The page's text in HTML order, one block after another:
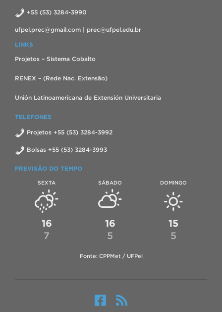
+55 (53) 3284-3990
ufpel.prec@gmail.com | prec@ufpel.edu.br
LINKS
Projetos – Sistema Cobalto
RENEX – (Rede Nac. Extensão)
Unión Latinoamericana de Extensión Universitaria
TELEFONES
Projetos +55 (53) 3284-3992
Bolsas +55 (53) 3284-3993
PREVISÃO DO TEMPO
SEXTA
16
7
SÁBADO
16
5
DOMINGO
15
5
Fonte: CPPMet / UFPel